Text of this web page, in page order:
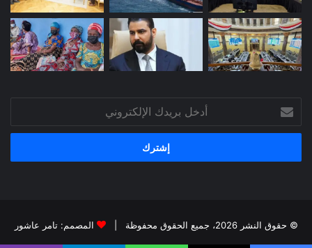
بريدك
الإلكتروني
© حقوق النشر 2026، جميع الحقوق محفوظة | المصمم: تامر عاشور